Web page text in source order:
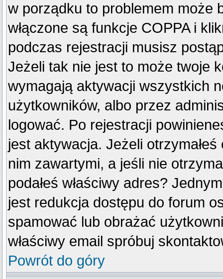
w porządku to problemem może
włączone są funkcje COPPA i
podczas rejestracji musisz
Jeżeli tak nie jest to może twoje
wymagają aktywacji wszystkich
użytkowników, albo przez
logować. Po rejestracji
jest aktywacja. Jeżeli
nim zawartymi, a jeśli nie
podałeś właściwy adres?
jest redukcja dostępu do forum
spamować lub obrażać
właściwy email spróbuj
Powrót do góry